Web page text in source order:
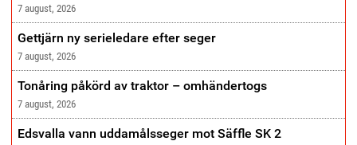
7 august, 2026
Gettjärn ny serieledare efter seger
7 august, 2026
Tonåring påkörd av traktor – omhändertogs
7 august, 2026
Edsvalla vann uddamålsseger mot Säffle SK 2